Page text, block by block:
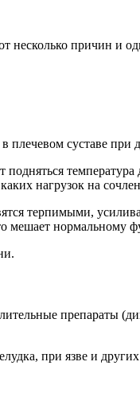
несколько причин и
плечевом суставе при
нагрузок на
терпимыми,
мешает нормальному
препараты
при язве и